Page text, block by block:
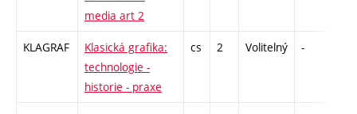
media art 2
KLAGRAF
Klasická grafika:
technologie -
historie - praxe
cs 2 Volitelný -